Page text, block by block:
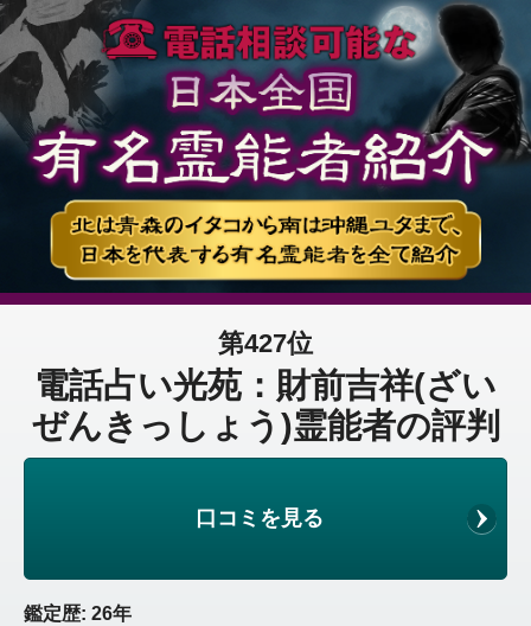
第427位
電話占い光苑：財前吉祥(ざい
ぜんきっしょう)霊能者の評判
口コミを見る
鑑定歴: 26年